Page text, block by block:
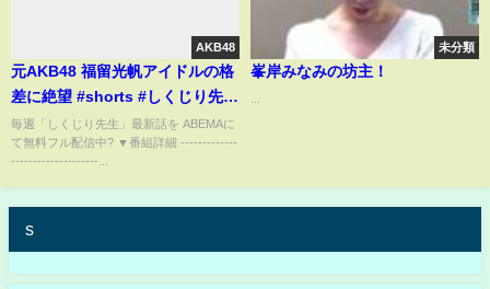
AKB48
元AKB48 福留光帆アイドルの格
差に絶望 #shorts #しくじり先生
#ABEMA #AKB48 #内田眞由美
毎週「しくじり先生」最新話を ABEMAに
て無料フル配信中? ▼番組詳細 -------------
--------------------...
未分類
峯岸みなみの坊主！
s